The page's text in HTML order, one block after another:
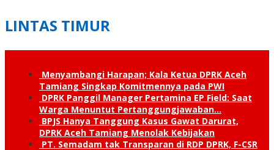
LINTAS TIMUR
Menyambangi Harapan; Kala Ketua DPRK Aceh
Tamiang Singkap Komitmennya pada PWI
DPRK Panggil Manager Pertamina EP Field: Saat
Warga Menuntut Pertanggung­jawaban…
BPJS Hanya Tanggung Kasus Gawat Darurat,
DPRK Aceh Tamiang Menolak Kebijakan
PT. Semadam tak Transparan di RDP DPRK, F-CSR